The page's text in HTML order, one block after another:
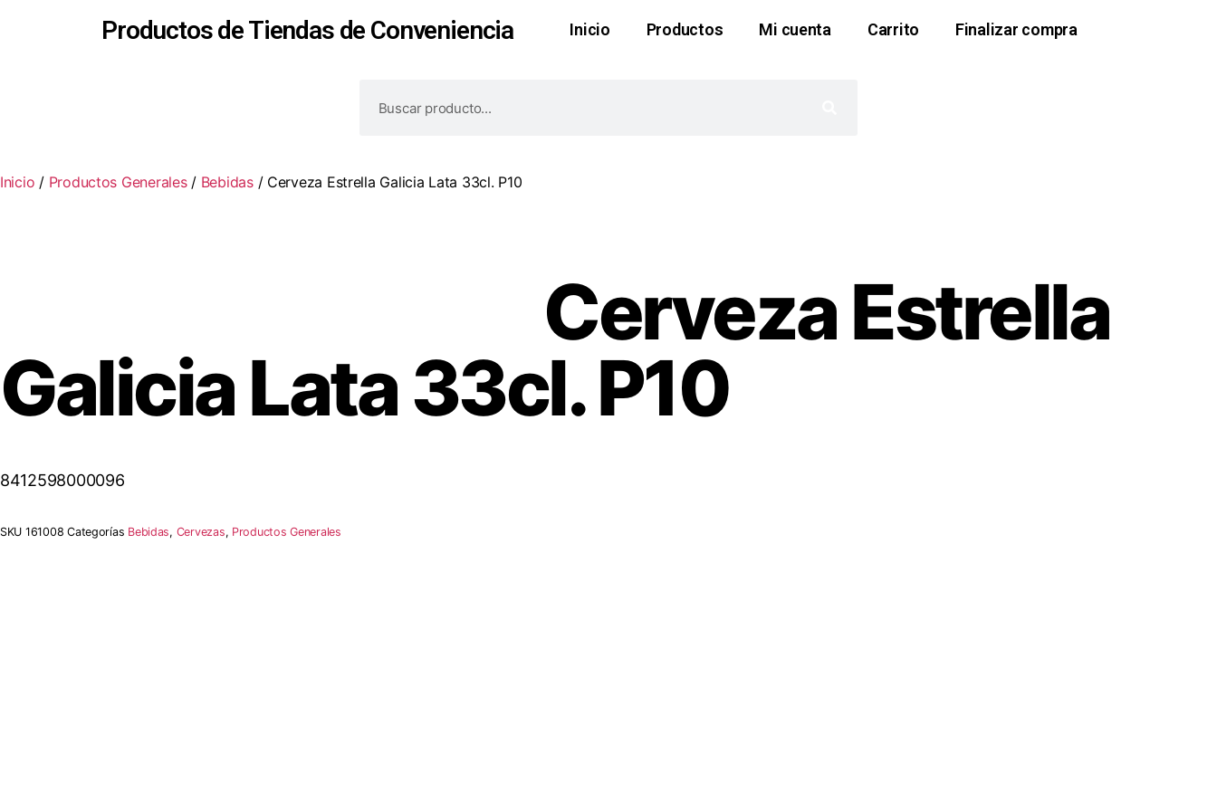
Productos de Tiendas de Conveniencia Inicio Productos Mi cuenta Carrito Finalizar compra
Inicio / Productos Generales/ Bebidas/ Cerveza Estrella Galicia Lata 33cl. P10
Cerveza Estrella
Galicia Lata 33cl. P10
8412598000096
SKU 161008Categorías Bebidas, Cervezas, Productos Generales